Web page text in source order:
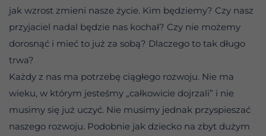
jak wzrost zmieni nasze życie. Kim będziemy? Czy nasz
przyjaciel nadal będzie nas kochał? Czy nie możemy
dorosnąć i mieć to już za sobą? Dlaczego to tak długo
trwa?
Każdy z nas ma potrzebę ciągłego rozwoju. Nie ma
wieku, w którym jesteśmy „całkowicie dojrzali” i nie
musimy się już uczyć. Nie musimy jednak przyspieszać
naszego rozwoju. Podobnie jak dziecko na zbyt dużym